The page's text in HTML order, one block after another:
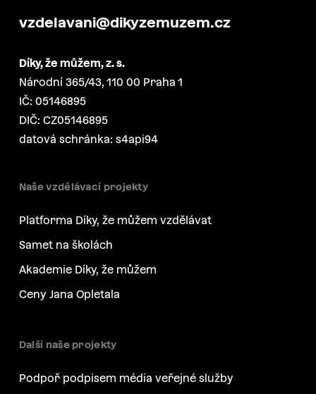
vzdelavani@dikyzemuzem.cz
Díky, že můžem, z. s.
Národní 365/43, 110 00 Praha 1
IČ: 05146895
DIČ: CZ05146895
datová schránka: s4api94
Naše vzdělávací projekty
Platforma Díky, že můžem vzdělávat
Samet na školách
Akademie Díky, že můžem
Ceny Jana Opletala
Další naše projekty
Podpoř podpisem média veřejné služby